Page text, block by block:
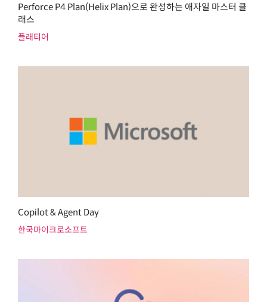
Perforce P4 Plan(Helix Plan)으로 완성하는 애자일 마스터 클
래스
플래티어
Copilot & Agent Day
한국마이크로소프트